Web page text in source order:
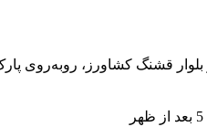
بلوار قشنگ کشاورز، روبه‌روی